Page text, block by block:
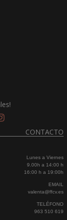
CONTACTO
Lunes a Viernes
9.00h a 14:00 h
16:00 h a 19:00h
EMAIL
valenta@ffcv.es
TELÉFONO
963 510 619